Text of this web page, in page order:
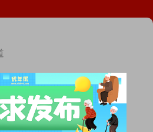
西安国际养老产业博览会